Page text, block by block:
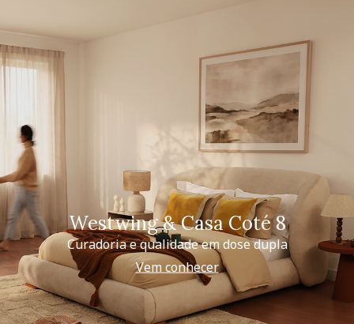
Westwing & Casa Coté 8
Curadoria e qualidade em dose dupla
Vem conhecer